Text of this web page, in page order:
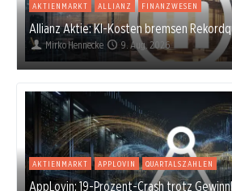
AKTIENMARKT ALLIANZ FINANZWESEN
Allianz Aktie: KI-Kosten bremsen
Mirko Hennecke 9. Aug. 2026
AKTIENMARKT APPLOVIN QUARTALSZAHLEN
AppLovin: 19-Prozent-Crash trotz